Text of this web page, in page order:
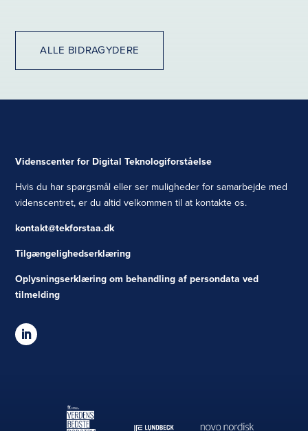
ALLE BIDRAGYDERE
Videnscenter for Digital Teknologiforståelse
Hvis du har spørgsmål eller ser muligheder for samarbejde med
videnscentret, er du altid velkommen til at kontakte os.
kontakt@tekforstaa.dk
Tilgængelighedserklæring
Oplysningserklæring om behandling af persondata ved
tilmelding